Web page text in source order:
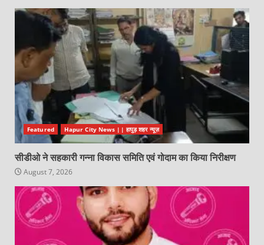
Featured Hapur City News || हापुड़ शहर न्यूज़
सीडीओ ने सहकारी गन्ना विकास समिति एवं गोदाम का किया निरीक्षण
August 7, 2026